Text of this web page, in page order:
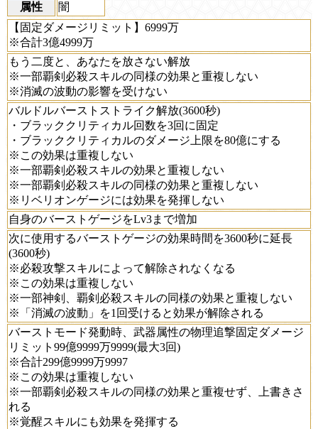
属性
闇
【固定ダメージリミット】6999万
※合計3億4999万
もう二度と、あなたを放さない解放
※一部覇剣必殺スキルの同様の効果と重複しない
※消滅の波動の影響を受けない
バルドルバーストストライク解放(3600秒)
・ブラッククリティカル回数を3回に固定
・ブラッククリティカルのダメージ上限を80億にする
※この効果は重複しない
※一部覇剣必殺スキルの効果と重複しない
※一部覇剣必殺スキルの同様の効果と重複しない
※リベリオンゲージには効果を発揮しない
自身のバーストゲージをLv3まで増加
次に使用するバーストゲージの効果時間を3600秒に延長
(3600秒)
※必殺攻撃スキルによって解除されなくなる
※この効果は重複しない
※一部神剣、覇剣必殺スキルの同様の効果と重複しない
※「消滅の波動」を1回受けると効果が解除される
バーストモード発動時、武器属性の物理追撃固定ダメージ
リミット99億9999万9999(最大3回)
※合計299億9999万9997
※この効果は重複しない
※一部覇剣必殺スキルの同様の効果と重複せず、上書きさ
れる
※覚醒スキルにも効果を発揮する